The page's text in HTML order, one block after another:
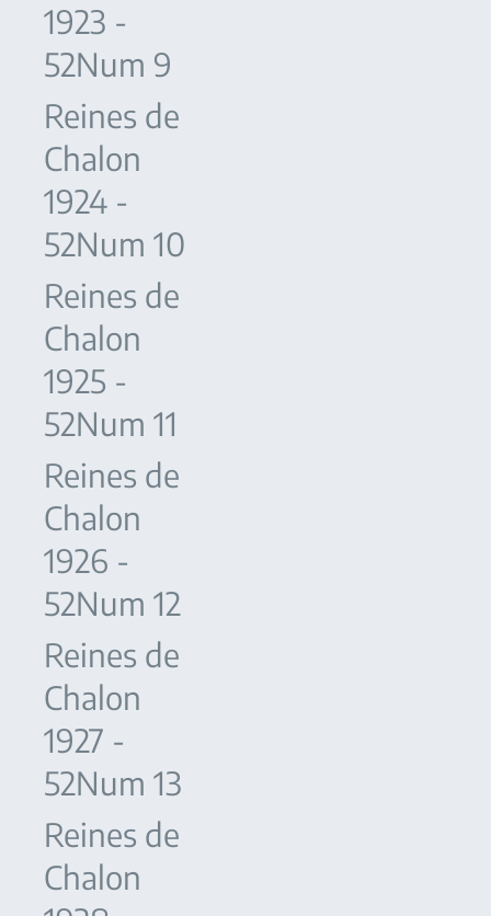
1923 -
52Num 9
Reines de
Chalon
1924 -
52Num 10
Reines de
Chalon
1925 -
52Num 11
Reines de
Chalon
1926 -
52Num 12
Reines de
Chalon
1927 -
52Num 13
Reines de
Chalon